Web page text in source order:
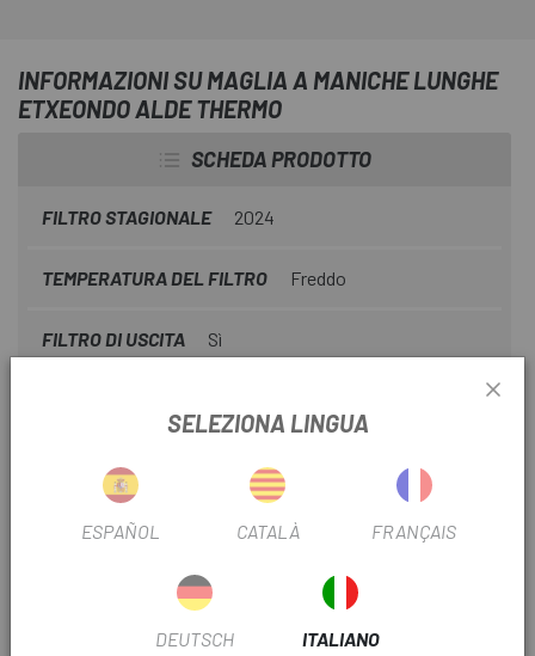
INFORMAZIONI SU MAGLIA A MANICHE LUNGHE
ETXEONDO ALDE THERMO
SCHEDA PRODOTTO
FILTRO STAGIONALE 2024
TEMPERATURA DEL FILTRO Freddo
FILTRO DI USCITA Sì
INFORMAZIONI SUL PRODOTTO
tejido Thermosystem Comfort
un tessuto esclusivo sviluppato da Etxeondo con un tipo
di fibre leggere che migliorano il comfort e conferiscono
SELEZIONA LINGUA
ESPAÑOL CATALÀ FRANÇAIS
DEUTSCH ITALIANO